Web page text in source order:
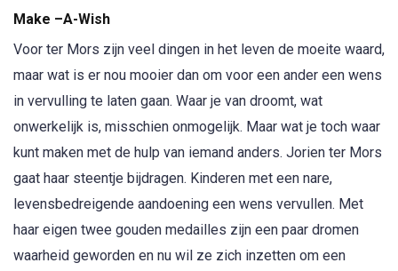
Make –A-Wish
Voor ter Mors zijn veel dingen in het leven de moeite waard,
maar wat is er nou mooier dan om voor een ander een wens
in vervulling te laten gaan. Waar je van droomt, wat
onwerkelijk is, misschien onmogelijk. Maar wat je toch waar
kunt maken met de hulp van iemand anders. Jorien ter Mors
gaat haar steentje bijdragen. Kinderen met een nare,
levensbedreigende aandoening een wens vervullen. Met
haar eigen twee gouden medailles zijn een paar dromen
waarheid geworden en nu wil ze zich inzetten om een